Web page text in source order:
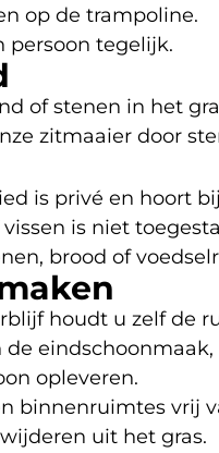
op de trampoline.
persoon tegelijk.
of stenen in het
zitmaaier door
is privé en hoort
is niet
brood of
houdt u zelf de
de
opleveren.
binnenruimtes vrij
uit het gras.